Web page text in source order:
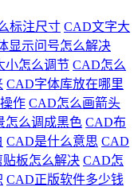
标注尺寸 CAD文字大
显示问号怎么解决
小怎么调节 CAD怎么
CAD字体库放在哪里
作 CAD怎么画箭头
怎么调成黑色 CAD布
CAD是什么意思 CAD
板怎么解决 CAD怎
CAD正版软件多少钱